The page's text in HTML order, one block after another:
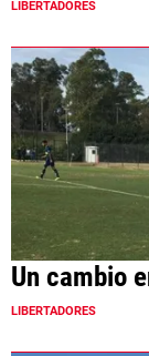
LIBERTADORES
Un cambio
LIBERTADORES